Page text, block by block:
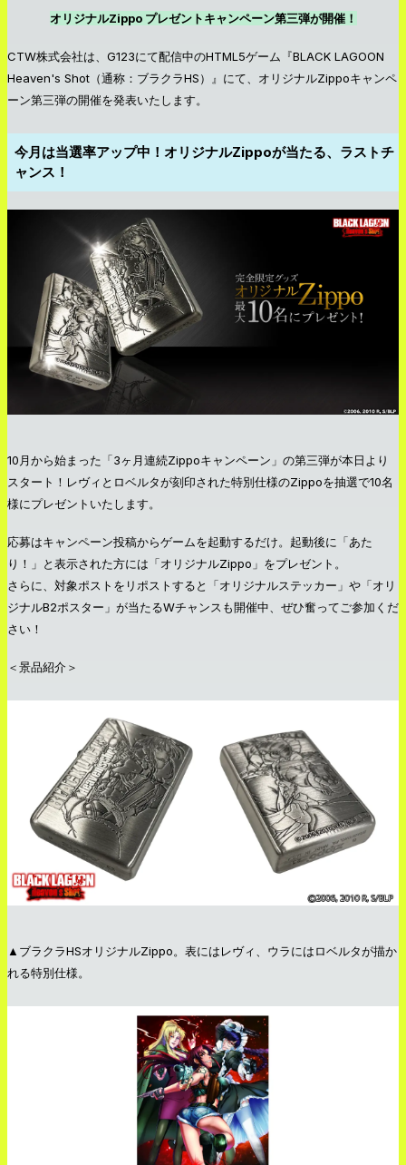
オリジナルZippo プレゼントキャンペーン第三弾が開催！
CTW株式会社は、G123にて配信中のHTML5ゲーム『BLACK LAGOON
Heaven's Shot（通称：ブラクラHS）』にて、オリジナルZippoキャンペ
ーン第三弾の開催を発表いたします。
今月は当選率アップ中！オリジナルZippoが当たる、ラストチ
ャンス！
10月から始まった「3ヶ月連続Zippoキャンペーン」の第三弾が本日より
スタート！レヴィとロベルタが刻印された特別仕様のZippoを抽選で10名
様にプレゼントいたします。
応募はキャンペーン投稿からゲームを起動するだけ。起動後に「あた
り！」と表示された方には「オリジナルZippo」をプレゼント。
さらに、対象ポストをリポストすると「オリジナルステッカー」や「オリ
ジナルB2ポスター」が当たるWチャンスも開催中、ぜひ奮ってご参加くだ
さい！
＜景品紹介＞
▲ブラクラHSオリジナルZippo。表にはレヴィ、ウラにはロベルタが描か
れる特別仕様。